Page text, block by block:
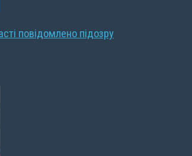
повідомлено підозру